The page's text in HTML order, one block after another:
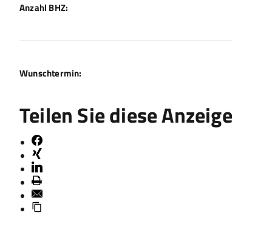
Anzahl BHZ:
Wunschtermin:
Teilen Sie diese Anzeige